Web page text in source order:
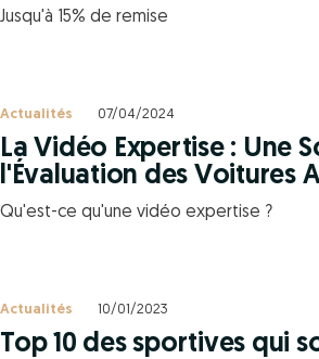
Jusqu'à 15% de remise
Actualités 07/04/2024
La Vidéo Expertise : Une
l'Évaluation des Voitures
Qu'est-ce qu'une vidéo expertise ?
Actualités 10/01/2023
Top 10 des sportives qui